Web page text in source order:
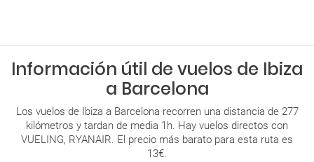
Información útil de vuelos de Ibiza
a Barcelona
Los vuelos de Ibiza a Barcelona recorren una distancia de 277
kilómetros y tardan de media 1h. Hay vuelos directos con
VUELING, RYANAIR. El precio más barato para esta ruta es
13€.